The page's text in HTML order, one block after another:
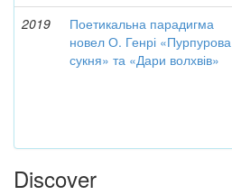
2019
Поетикальна парадигма
новел О. Генрі «Пурпурова
сукня» та «Дари волхвів»
Discover